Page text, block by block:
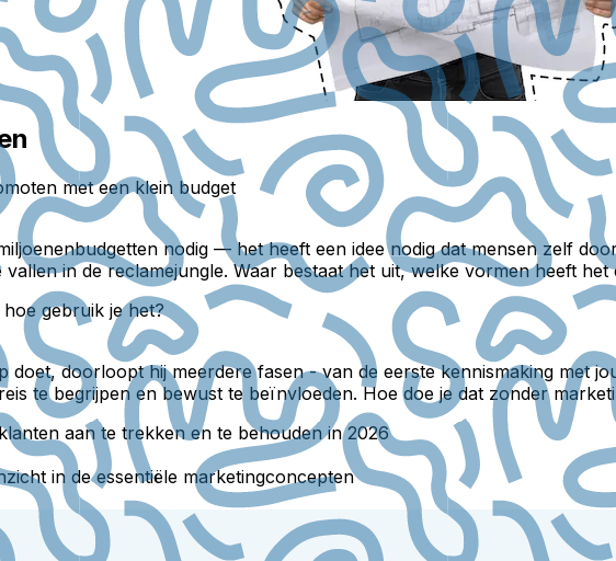
met een klein budget
nodig — het heeft een idee nodig dat mensen zelf
in de reclamejungle. Waar bestaat het uit, welke vormen heeft
gebruik je het?
doet, doorloopt hij meerdere fasen - van de eerste kennismaking met
te begrijpen en bewust te beïnvloeden. Hoe doe je dat zonder
aan te trekken en te behouden in 2026
in de essentiële marketingconcepten